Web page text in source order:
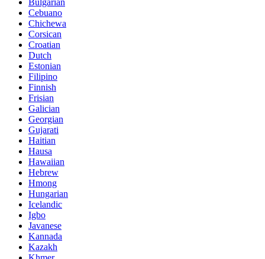
Cebuano
Chichewa
Corsican
Croatian
Dutch
Estonian
Filipino
Finnish
Frisian
Galician
Georgian
Gujarati
Haitian
Hausa
Hawaiian
Hebrew
Hmong
Hungarian
Icelandic
Igbo
Javanese
Kannada
Kazakh